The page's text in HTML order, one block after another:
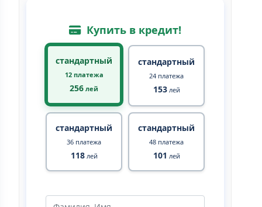
Купить в кредит!
стандартный
12 платежа
256 лей
стандартный
24 платежа
153лей
стандартный
36 платежа
118лей
стандартный
48 платежа
101 лей